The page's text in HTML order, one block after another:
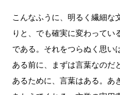
こんなふうに、明るく繊細な
りと、でも確実に変わってい
である。それをつらぬく思い
ある前に、まずは言葉なのだ
あるために、言葉はある。あ